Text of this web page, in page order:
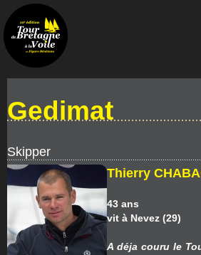
Gedimat
Skipper
Thierry
43 ans
vit à Nevez (29)
A déja couru le